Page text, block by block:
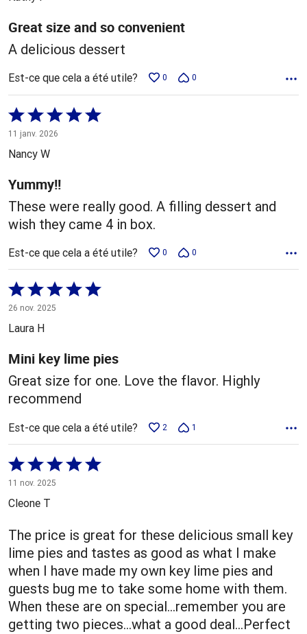
Great size and so convenient
A delicious dessert
Est-ce que cela a été utile? 0 0
Coté
5 sur
5
11 janv. 2026
Nancy W
Yummy!!
These were really good. A filling dessert and
wish they came 4 in box.
Est-ce que cela a été utile? 0 0
Coté
5 sur
5
26 nov. 2025
Laura H
Mini key lime pies
Great size for one. Love the flavor. Highly
recommend
Est-ce que cela a été utile? 2 1
Coté
5 sur
5
11 nov. 2025
Cleone T
The price is great for these delicious small key
lime pies and tastes as good as what I make
when I have made my own key lime pies and
guests bug me to take some home with them.
When these are on special...remember you are
getting two pieces...what a good deal...Perfect